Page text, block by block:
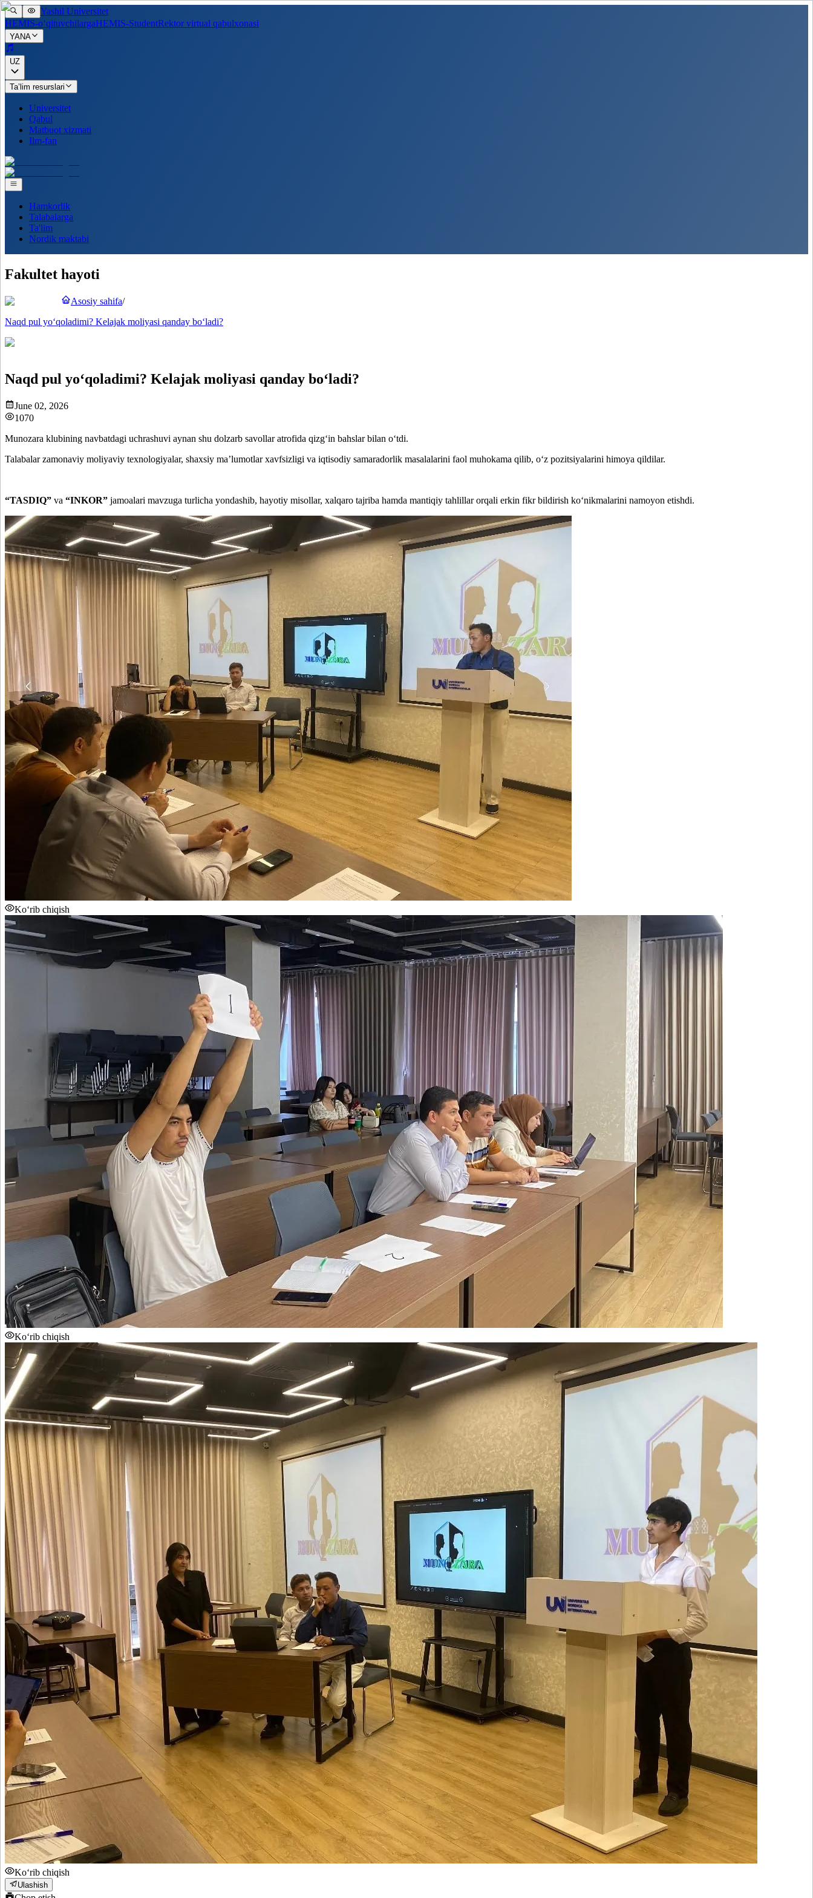
Yashil Universitet
HEMIS-o‘qituvchilargaHEMIS-StudentRektor virtual qabulxonasi
YANA
UZ
Ta’lim resurslari
Universitet
Qabul
Matbuot xizmati
Ilm-fan
Hamkorlik
Talabalarga
Ta'lim
Nordik maktabi
Fakultet hayoti
Asosiy sahifa/
Naqd pul yo‘qoladimi? Kelajak moliyasi qanday bo‘ladi?
Naqd pul yo‘qoladimi? Kelajak moliyasi qanday bo‘ladi?
June 02, 2026
1070
Munozara klubining navbatdagi uchrashuvi aynan shu dolzarb savollar atrofida qizg‘in bahslar bilan o‘tdi.
Talabalar zamonaviy moliyaviy texnologiyalar, shaxsiy ma’lumotlar xavfsizligi va iqtisodiy samaradorlik masalalarini faol muhokama qilib, o‘z pozitsiyalarini himoya qildilar.
“TASDIQ” va “INKOR” jamoalari mavzuga turlicha yondashib, hayotiy misollar, xalqaro tajriba hamda mantiqiy tahlillar orqali erkin fikr bildirish ko‘nikmalarini namoyon etishdi.
Ko‘rib chiqish
Ko‘rib chiqish
Ko‘rib chiqish
Ulashish